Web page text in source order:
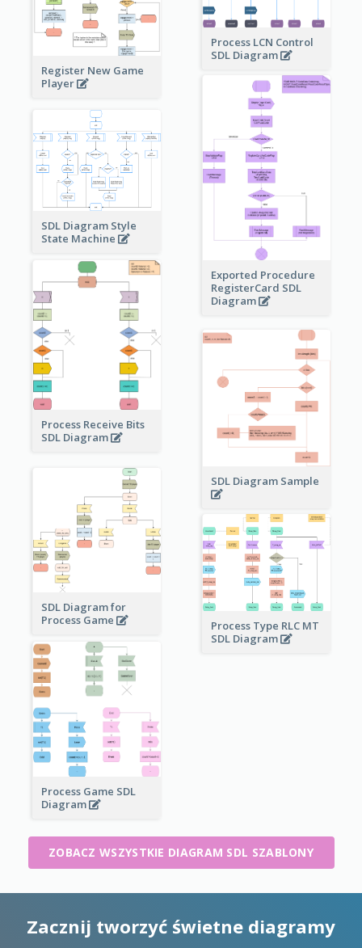
Register New Game
Player
Process LCN Control
SDL Diagram
Exported Procedure
RegisterCard SDL
Diagram
SDL Diagram Style
State Machine
Process Receive Bits
SDL Diagram
SDL Diagram Sample
SDL Diagram for
Process Game
Process Type RLC MT
SDL Diagram
Process Game SDL
Diagram
ZOBACZ WSZYSTKIE DIAGRAM SDL SZABLONY
Zacznij tworzyć świetne diagramy